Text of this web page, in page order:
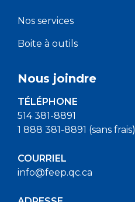
Nos services
Boite à outils
Nous joindre
TÉLÉPHONE
514 381-8891
1 888 381-8891 (sans frais)
COURRIEL
info@feep.qc.ca